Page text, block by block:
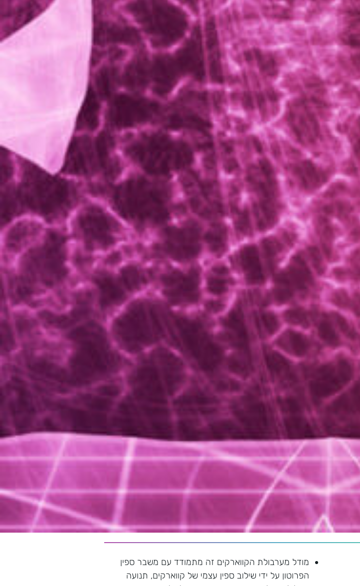
מודל מערבולת הקווארקים זה מתמודד עם משבר ספין
הפרוטון על ידי שילוב ספין עצמי של קווארקים, תנועה